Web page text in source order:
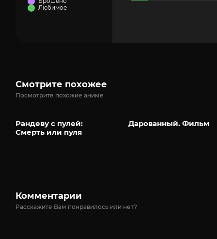
Любимое
Смотрите похожее
Посмотрите похожие аниме
Рандеву с пулей:
Смерть или пуля
Дарованный. Фильм
Комментарии
Расскажите Вам понравилось или нет?